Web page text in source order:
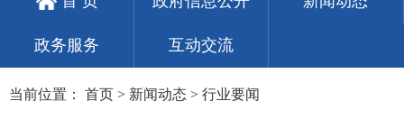
政务服务 互动交流
当前位置： 首页 > 新闻动态 > 行业要闻